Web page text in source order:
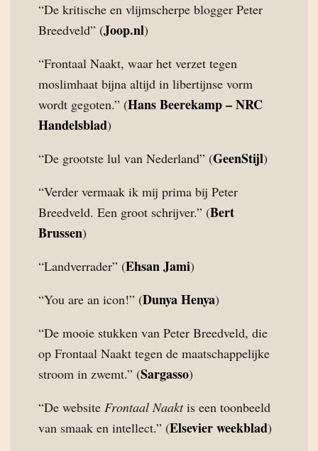
“De kritische en vlijmscherpe blogger Peter
Breedveld” (Joop.nl)
“Frontaal Naakt, waar het verzet tegen
moslimhaat bijna altijd in libertijnse vorm
wordt gegoten.” (Hans Beerekamp – NRC
Handelsblad)
“De grootste lul van Nederland” (GeenStijl)
“Verder vermaak ik mij prima bij Peter
Breedveld. Een groot schrijver.” (Bert
Brussen)
“Landverrader” (Ehsan Jami)
“You are an icon!” (Dunya Henya)
“De mooie stukken van Peter Breedveld, die
op Frontaal Naakt tegen de maatschappelijke
stroom in zwemt.” (Sargasso)
“De website Frontaal Naaktis een toonbeeld
van smaak en intellect.” (Elsevier weekblad)